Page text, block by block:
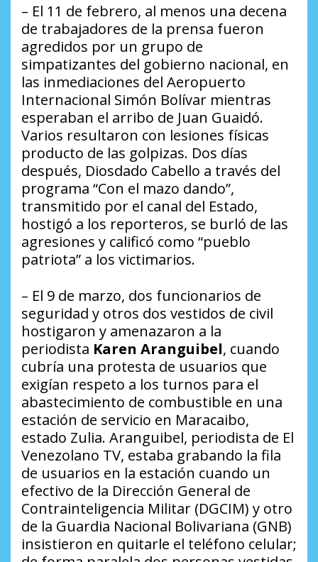
– El 11 de febrero, al menos una decena
de trabajadores de la prensa fueron
agredidos por un grupo de
simpatizantes del gobierno nacional, en
las inmediaciones del Aeropuerto
Internacional Simón Bolívar mientras
esperaban el arribo de Juan Guaidó.
Varios resultaron con lesiones físicas
producto de las golpizas. Dos días
después, Diosdado Cabello a través del
programa “Con el mazo dando”,
transmitido por el canal del Estado,
hostigó a los reporteros, se burló de las
agresiones y calificó como “pueblo
patriota” a los victimarios.
– El 9 de marzo, dos funcionarios de
seguridad y otros dos vestidos de civil
hostigaron y amenazaron a la
periodista Karen Aranguibel, cuando
cubría una protesta de usuarios que
exigían respeto a los turnos para el
abastecimiento de combustible en una
estación de servicio en Maracaibo,
estado Zulia. Aranguibel, periodista de El
Venezolano TV, estaba grabando la fila
de usuarios en la estación cuando un
efectivo de la Dirección General de
Contrainteligencia Militar (DGCIM) y otro
de la Guardia Nacional Bolivariana (GNB)
insistieron en quitarle el teléfono celular;